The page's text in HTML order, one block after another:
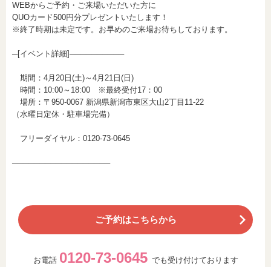
WEBからご予約・ご来場いただいた方に
QUOカード500円分プレゼントいたします！
※終了時期は未定です。お早めのご来場お待ちしております。
─[イベント詳細]──────────
期間：4月20日(土)～4月21日(日)
時間：10:00～18:00 ※最終受付17：00
場所： 〒950-0067 新潟県新潟市東区大山2丁目11-22
（水曜日定休・駐車場完備）
フリーダイヤル：0120-73-0645
──────────────────
ご予約はこちらから
お電話 0120-73-0645 でも受け付けております